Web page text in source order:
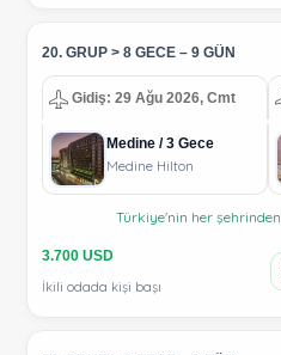
20. GRUP > 8 GECE – 9 GÜN
Gidiş: 29 Ağu 2026, Cmt
Medine / 3 Gece
Medine Hilton
Türkiye'nin her şehrinden
3.700 USD
İkili odada kişi başı